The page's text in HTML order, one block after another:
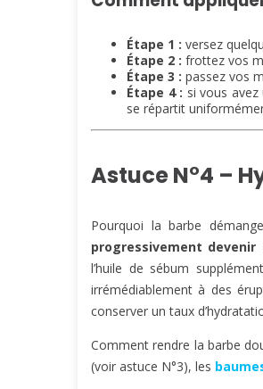
Étape 1 : versez
Étape 2 : frottez vos
Étape 3 : passez vos
Étape 4 : si vous
se répartit
Astuce N°4 –
Pourquoi la barbe
progressivement
l’huile de sébum
irrémédiablement à des
conserver un taux
Comment rendre la barbe
(voir astuce N°3), les